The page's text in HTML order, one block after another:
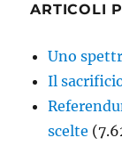
ARTICOLI
Uno
Il
scelte